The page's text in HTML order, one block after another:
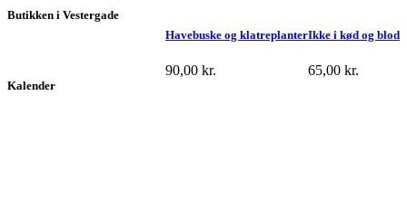
Ikke i kød og blod
65,00 kr.
Havebuske og klatreplanter
90,00 kr.
Butikken i Vestergade
Kalender